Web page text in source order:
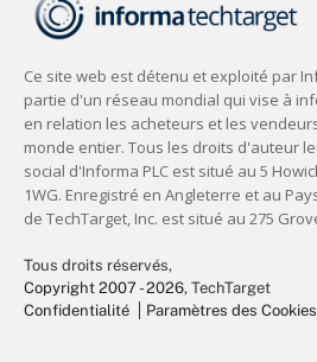
Tous droits réservés,
Copyright 2007 - 2026, TechTarget
Confidentialité
Paramètres des Cookies